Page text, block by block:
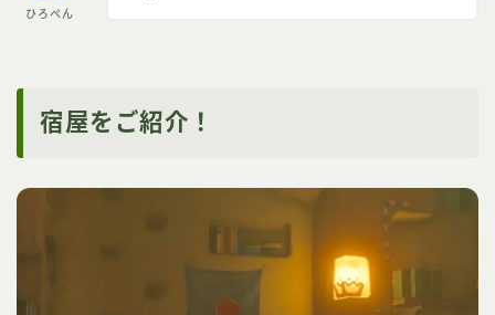
ひろぺん
宿屋をご紹介！